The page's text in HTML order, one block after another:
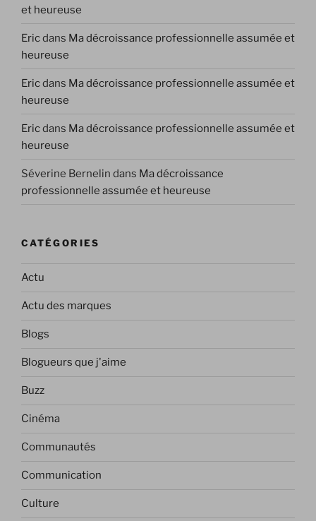
et heureuse
Ericdans Ma décroissance professionnelle assumée et
heureuse
Ericdans Ma décroissance professionnelle assumée et
heureuse
Ericdans Ma décroissance professionnelle assumée et
heureuse
Séverine Bernelin dans Ma décroissance
professionnelle assumée et heureuse
CATÉGORIES
Actu
Actu des marques
Blogs
Blogueurs que j'aime
Buzz
Cinéma
Communautés
Communication
Culture